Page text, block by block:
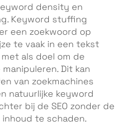
density en
Keyword stuffing
een zoekwoord op
te vaak in een tekst
als doel om de
Dit kan
van zoekmachines
natuurlijke keyword
bij de SEO zonder de
te schaden.